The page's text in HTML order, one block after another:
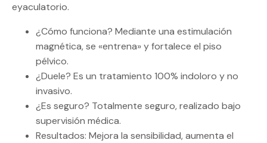
eyaculatorio.
¿Cómo funciona? Mediante una estimulación
magnética, se «entrena» y fortalece el piso
pélvico.
¿Duele? Es un tratamiento 100% indoloro y no
invasivo.
¿Es seguro? Totalmente seguro, realizado bajo
supervisión médica.
Resultados: Mejora la sensibilidad, aumenta el